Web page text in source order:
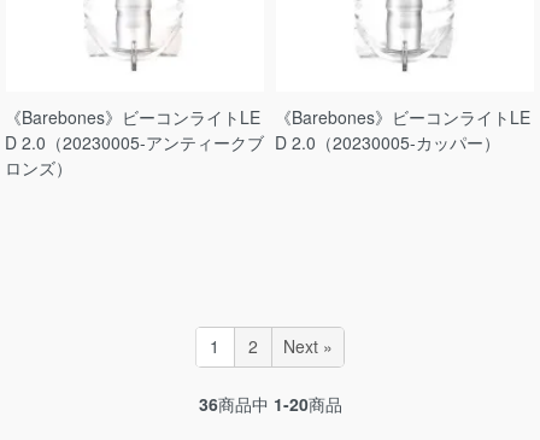
《Barebones》ビーコンライトLE
D 2.0（20230005-アンティークブ
ロンズ）
《Barebones》ビーコンライトLE
D 2.0（20230005-カッパー）
1 2 Next »
36商品中 1-20商品